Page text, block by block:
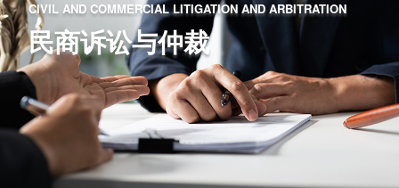
CIVIL AND COMMERCIAL LITIGATION AND ARBITRATION
民商诉讼与仲裁